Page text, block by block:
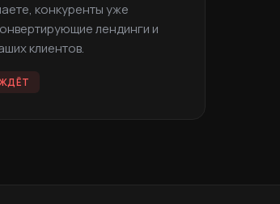
конкуренты уже
лендинги и
клиентов.